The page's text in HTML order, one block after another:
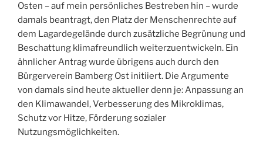
Osten – auf mein persönliches Bestreben hin – wurde
damals beantragt, den Platz der Menschenrechte auf
dem Lagardegelände durch zusätzliche Begrünung und
Beschattung klimafreundlich weiterzuentwickeln. Ein
ähnlicher Antrag wurde übrigens auch durch den
Bürgerverein Bamberg Ost initiiert. Die Argumente
von damals sind heute aktueller denn je: Anpassung an
den Klimawandel, Verbesserung des Mikroklimas,
Schutz vor Hitze, Förderung sozialer
Nutzungsmöglichkeiten.